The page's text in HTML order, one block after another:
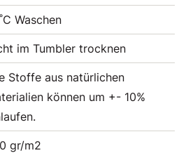
Waschen
im Tumbler trocknen
Stoffe aus natürlichen
können um +- 10%
gr/m2